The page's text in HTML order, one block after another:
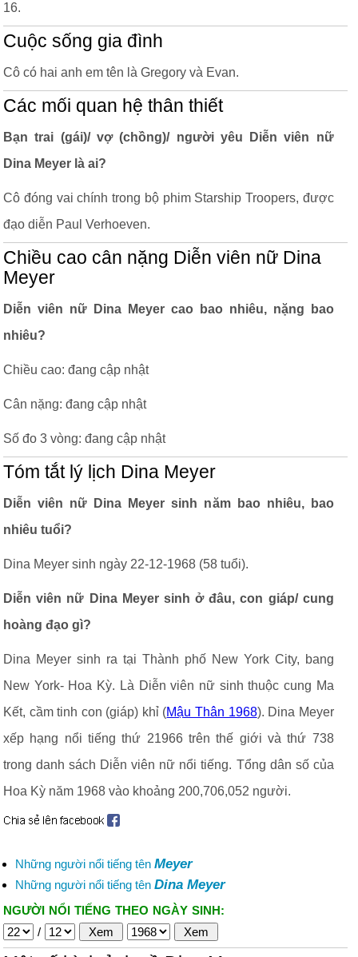
16.
Cuộc sống gia đình
Cô có hai anh em tên là Gregory và Evan.
Các mối quan hệ thân thiết
Bạn trai (gái)/ vợ (chồng)/ người yêu Diễn viên nữ
Dina Meyer là ai?
Cô đóng vai chính trong bộ phim Starship Troopers, được
đạo diễn Paul Verhoeven.
Chiều cao cân nặng Diễn viên nữ Dina
Meyer
Diễn viên nữ Dina Meyer cao bao nhiêu, nặng bao
nhiêu?
Chiều cao: đang cập nhật
Cân nặng: đang cập nhật
Số đo 3 vòng: đang cập nhật
Tóm tắt lý lịch Dina Meyer
Diễn viên nữ Dina Meyer sinh năm bao nhiêu, bao
nhiêu tuổi?
Dina Meyer sinh ngày 22-12-1968 (58 tuổi).
Diễn viên nữ Dina Meyer sinh ở đâu, con giáp/ cung
hoàng đạo gì?
Dina Meyer sinh ra tại Thành phố New York City, bang
New York- Hoa Kỳ. Là Diễn viên nữ sinh thuộc cung Ma
Kết, cầm tinh con (giáp) khỉ (Mậu Thân 1968). Dina Meyer
xếp hạng nổi tiếng thứ 21966 trên thế giới và thứ 738
trong danh sách Diễn viên nữ nổi tiếng. Tổng dân số của
Hoa Kỳ năm 1968 vào khoảng 200,706,052 người.
Những người nổi tiếng tên Meyer
Những người nổi tiếng tên Dina Meyer
NGƯỜI NỔI TIẾNG THEO NGÀY SINH:
/